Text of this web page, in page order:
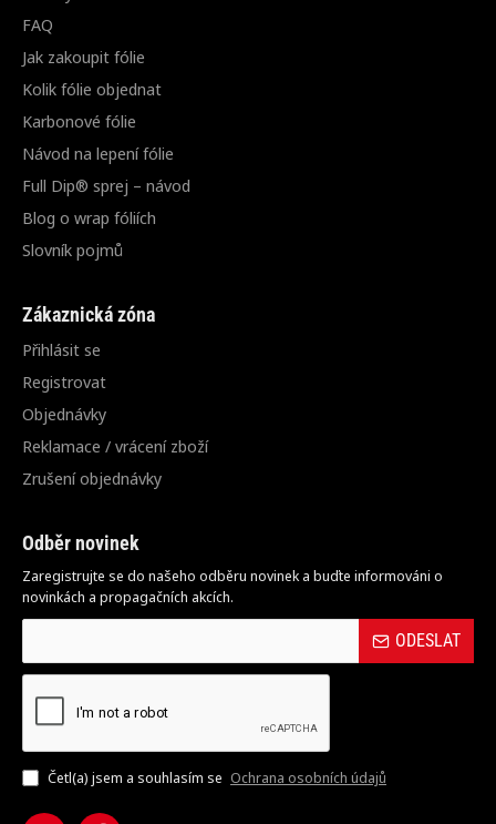
FAQ
Jak zakoupit fólie
Kolik fólie objednat
Karbonové fólie
Návod na lepení fólie
Full Dip® sprej – návod
Blog o wrap fóliích
Slovník pojmů
Zákaznická zóna
Přihlásit se
Registrovat
Objednávky
Reklamace / vrácení zboží
Zrušení objednávky
Odběr novinek
Zaregistrujte se do našeho odběru novinek a buďte informováni o
novinkách a propagačních akcích.
ODESLAT
Četl(a) jsem a souhlasím se Ochrana osobních údajů